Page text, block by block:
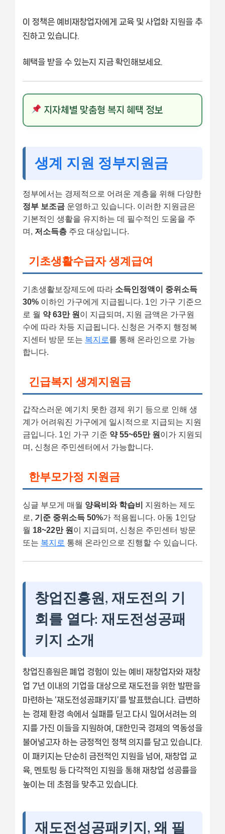
이 정책은 예비재창업자에게 교육 및 사업화 지원을 추
진하고 있습니다.
혜택을 받을 수 있는지 지금 확인해보세요.
지자체별 맞춤형 복지 혜택 정보
생계 지원 정부지원금
정부에서는 경제적으로 어려운 계층을 위해 다양한
정부 보조금 운영하고 있습니다. 이러한 지원금은
기본적인 생활을 유지하는 데 필수적인 도움을 주
며, 저소득층 주요 대상입니다.
기초생활수급자 생계급여
기초생활보장제도에 따라 소득인정액이 중위소득
30% 이하인 가구에게 지급됩니다. 1인 가구 기준으
로 월 약 63만 원 이 지급되며, 지원 금액은 가구원
수에 따라 차등 지급됩니다. 신청은 거주지 행정복
지센터 방문 또는 복지로를 통해 온라인으로 가능
합니다.
긴급복지 생계지원금
갑작스러운 예기치 못한 경제 위기 등으로 인해 생
계가 어려워진 가구에게 일시적으로 지급되는 지원
금입니다. 1인 가구 기준 약 55~65만 원 이가 지원되
며, 신청은 주민센터에서 가능합니다.
한부모가정 지원금
싱글 부모게 매월 양육비와 학습비
지원하는 제도
로, 기준 중위소득 50%가 적용됩니다. 아동 1인당
월 18~22만 원 이 지급되며, 신청은 주민센터 방문
또는 복지로 통해 온라인으로 진행할 수 있습니다.
창업진흥원, 재도전의 기
회를 열다: 재도전성공패
키지 소개
창업진흥원은 폐업 경험이 있는 예비 재창업자와 재창
업 7년 이내의 기업을 대상으로 재도전을 위한 발판을
마련하는 ‘재도전성공패키지’를 발표했습니다. 급변하
는 경제 환경 속에서 실패를 딛고 다시 일어서려는 의
지를 가진 이들을 지원하여, 대한민국 경제의 역동성을
불어넣고자 하는 긍정적인 정책 의지를 담고 있습니다.
이 패키지는 단순히 금전적인 지원을 넘어, 재창업 교
육, 멘토링 등 다각적인 지원을 통해 재창업 성공률을
높이는 데 초점을 맞추고 있습니다.
재도전성공패키지, 왜 필